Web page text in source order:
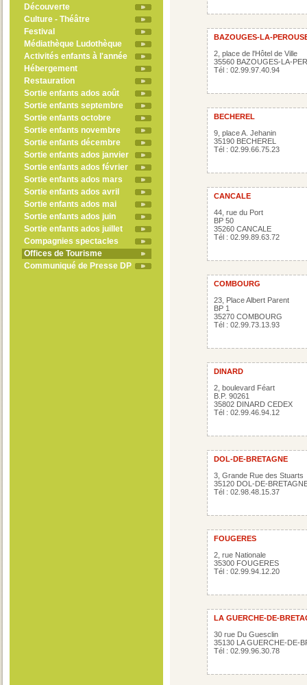
Découverte
Culture - Théâtre
Festival
Médiathèque Ludothèque
Activités enfants à l'année
Hébergement
Restauration
Sortie enfants ados août
Sortie enfants septembre
Sortie enfants octobre
Sortie enfants novembre
Sortie enfants décembre
Sortie enfants ados janvier
Sortie enfants ados février
Sortie enfants ados mars
Sortie enfants ados avril
Sortie enfants ados mai
Sortie enfants ados juin
Sortie enfants ados juillet
Compagnies spectacles
Offices de Tourisme
Communiqué de Presse DP
BAZOUGES-LA-
2, place de l'Hôtel de Ville
35560 BAZOUGES-LA-
Tél : 02.99.97.40.94
BECHEREL
9, place A. Jehanin
35190 BECHEREL
Tél : 02.99.66.75.23
CANCALE
44, rue du Port
BP 50
35260 CANCALE
Tél : 02.99.89.63.72
COMBOURG
23, Place Albert Parent
BP 1
35270 COMBOURG
Tél : 02.99.73.13.93
DINARD
2, boulevard Féart
B.P. 90261
35802 DINARD CEDEX
Tél : 02.99.46.94.12
DOL-DE-BRETAGNE
3, Grande Rue des Stuarts
35120 DOL-DE-
Tél : 02.98.48.15.37
FOUGERES
2, rue Nationale
35300 FOUGERES
Tél : 02.99.94.12.20
LA GUERCHE-DE-
30 rue Du Guesclin
35130 LA GUERCHE-DE-
Tél : 02.99.96.30.78